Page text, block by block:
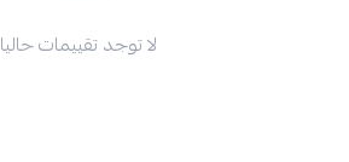
لا توجد تقييمات حاليا